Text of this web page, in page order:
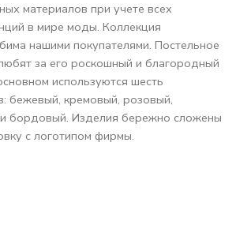
материалов при учете всех
в мире моды. Коллекция
нашими покупателями. Постельное
за его роскошный и благородный
используются шесть
бежевый, кремовый, розовый,
бордовый. Изделия бережно сложены
с логотипом фирмы.